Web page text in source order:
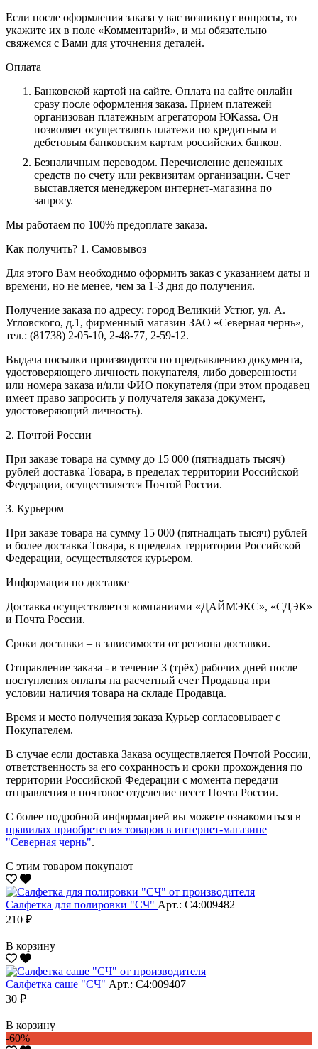
Если после оформления заказа у вас возникнут вопросы, то
укажите их в поле «Комментарий», и мы обязательно
свяжемся с Вами для уточнения деталей.
Оплата
Банковской картой на сайте. Оплата на сайте онлайн
сразу после оформления заказа. Прием платежей
организован платежным агрегатором ЮKassa. Он
позволяет осуществлять платежи по кредитным и
дебетовым банковским картам российских банков.
Безналичным переводом. Перечисление денежных
средств по счету или реквизитам организации. Счет
выставляется менеджером интернет-магазина по
запросу.
Мы работаем по 100% предоплате заказа.
Как получить? 1. Самовывоз
Для этого Вам необходимо оформить заказ с указанием даты и
времени, но не менее, чем за 1-3 дня до получения.
Получение заказа по адресу: город Великий Устюг, ул. А.
Угловского, д.1, фирменный магазин ЗАО «Северная чернь»,
тел.: (81738) 2-05-10, 2-48-77, 2-59-12.
Выдача посылки производится по предъявлению документа,
удостоверяющего личность покупателя, либо доверенности
или номера заказа и/или ФИО покупателя (при этом продавец
имеет право запросить у получателя заказа документ,
удостоверяющий личность).
2. Почтой России
При заказе товара на сумму до 15 000 (пятнадцать тысяч)
рублей доставка Товара, в пределах территории Российской
Федерации, осуществляется Почтой России.
3. Курьером
При заказе товара на сумму 15 000 (пятнадцать тысяч) рублей
и более доставка Товара, в пределах территории Российской
Федерации, осуществляется курьером.
Информация по доставке
Доставка осуществляется компаниями «ДАЙМЭКС», «СДЭК»
и Почта России.
Сроки доставки – в зависимости от региона доставки.
Отправление заказа - в течение 3 (трёх) рабочих дней после
поступления оплаты на расчетный счет Продавца при
условии наличия товара на складе Продавца.
Время и место получения заказа Курьер согласовывает с
Покупателем.
В случае если доставка Заказа осуществляется Почтой России,
ответственность за его сохранность и сроки прохождения по
территории Российской Федерации с момента передачи
отправления в почтовое отделение несет Почта России.
С более подробной информацией вы можете ознакомиться в
правилах приобретения товаров в интернет-магазине
"Северная чернь".
С этим товаром покупают
Салфетка для полировки "CЧ" Арт.: С4:009482
210 ₽
В корзину
Салфетка саше "CЧ" Арт.: С4:009407
30 ₽
В корзину
-60%